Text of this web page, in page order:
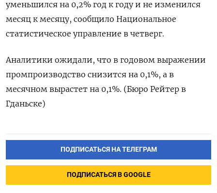
уменьшился ​на ⁠0,2% ‌год ‌к году и ​не изменился
‌месяц ​к месяцу, ‌сообщило Национальное
статистическое управление ​в ​четверг.
Аналитики ‌ожидали, что ​в годовом выражении
промпроизводство снизится на 0,1%, ​а ⁠в
месячном ‌вырастет ‌на 0,1%. (Бюро ​Рейтер в
‌Гданьске)
ПОДПИСАТЬСЯ НА ТЕЛЕГРАМ
ПОДПИСАТЬСЯ В GOOGLE